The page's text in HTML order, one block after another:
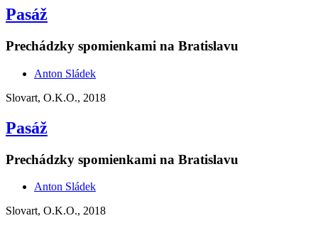
Pasáž
Prechádzky spomienkami na Bratislavu
Anton Sládek
Slovart, O.K.O., 2018
Pasáž
Prechádzky spomienkami na Bratislavu
Anton Sládek
Slovart, O.K.O., 2018